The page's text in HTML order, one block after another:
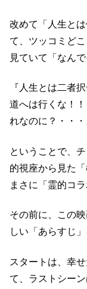
改めて「人生と
て、ツッコミど
見ていて「なん
『人生とは二者
道へは行くな！
れなのに？・・・
ということで、
的視座から見た
まさに「霊的コ
その前に、この
しい「あらすじ
スタートは、幸
て、ラストシー